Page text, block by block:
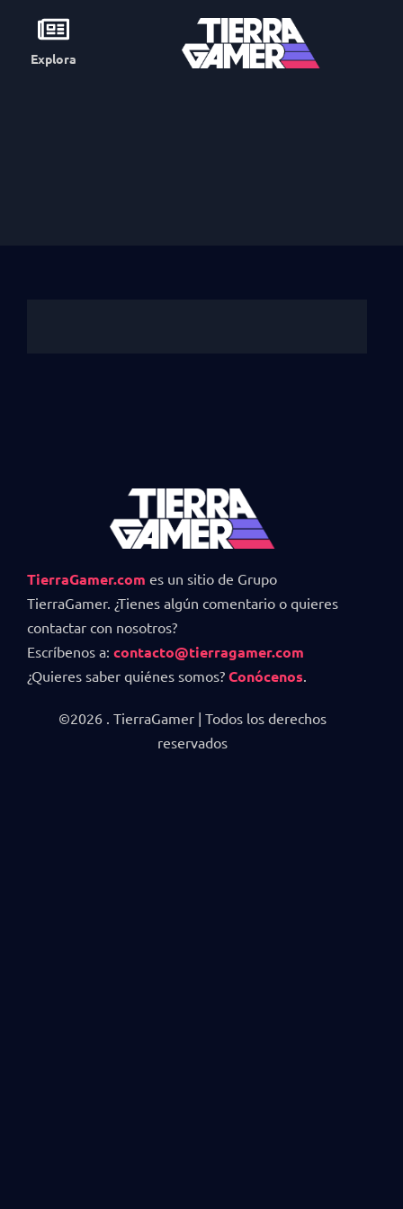
Explora
TierraGamer.com es un sitio de Grupo
TierraGamer. ¿Tienes algún comentario o quieres
contactar con nosotros?
Escríbenos a: contacto@tierragamer.com
¿Quieres saber quiénes somos? Conócenos
©2026 . TierraGamer | Todos los derechos
reservados